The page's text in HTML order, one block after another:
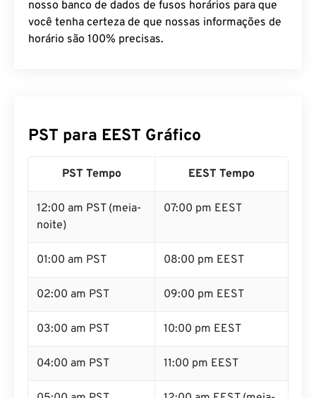
nosso banco de dados de fusos horários para que
você tenha certeza de que nossas informações de
horário são 100% precisas.
PST para EEST Gráfico
PST Tempo EEST Tempo
12:00 am PST (meia-
noite)
07:00 pm EEST
01:00 am PST 08:00 pm EEST
02:00 am PST 09:00 pm EEST
03:00 am PST 10:00 pm EEST
04:00 am PST 11:00 pm EEST